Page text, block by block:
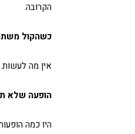
הקרובה.
כשהקול
אין מה לעשות. שותים
הופעה שלא